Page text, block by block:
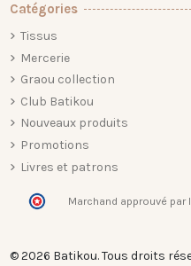
Catégories
Tissus
Mercerie
Graou collection
Club Batikou
Nouveaux produits
Promotions
Livres et patrons
Marchand approuvé par
© 2026 Batikou. Tous droits